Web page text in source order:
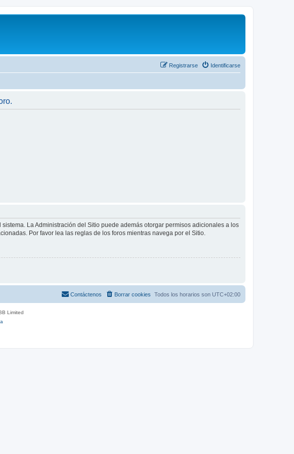
Identificarse
Registrarse
La Administración del Sitio puede además otorgar permisos adicionales a los
Por favor lea las reglas de los foros mientras navega por el Sitio.
Todos los horarios son UTC+02:00
Borrar cookies
Contáctenos
Limited